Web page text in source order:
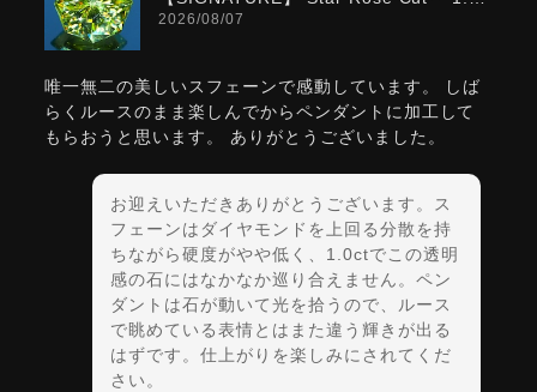
2026/08/07
唯一無二の美しいスフェーンで感動しています。 しば
らくルースのまま楽しんでからペンダントに加工して
もらおうと思います。 ありがとうございました。
お迎えいただきありがとうございます。ス
フェーンはダイヤモンドを上回る分散を持
ちながら硬度がやや低く、1.0ctでこの透明
感の石にはなかなか巡り合えません。ペン
ダントは石が動いて光を拾うので、ルース
で眺めている表情とはまた違う輝きが出る
はずです。仕上がりを楽しみにされてくだ
さい。